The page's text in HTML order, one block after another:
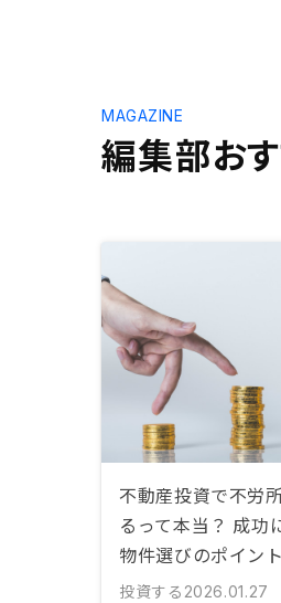
編集部お
MAGAZINE
不動産投資で不労
るって本当？ 成功
物件選びのポイン
投資する 2026.01.27